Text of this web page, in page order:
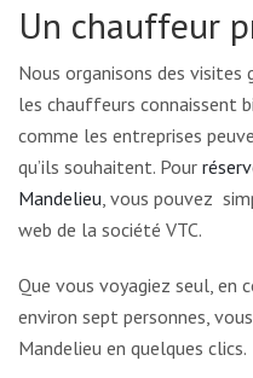
Un chauffeur
Nous organisons des visites
les chauffeurs connaissent
comme les entreprises
qu’ils souhaitent. Pour
Mandelieu, vous pouvez
web de la société VTC.
Que vous voyagiez seul, en
environ sept personnes,
Mandelieu en quelques clics.